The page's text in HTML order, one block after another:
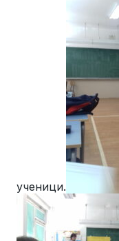
ученици.